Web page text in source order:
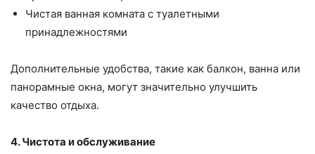
Чистая ванная комната с туалетными
принадлежностями
Дополнительные удобства, такие как балкон, ванна или
панорамные окна, могут значительно улучшить
качество отдыха.
4. Чистота и обслуживание